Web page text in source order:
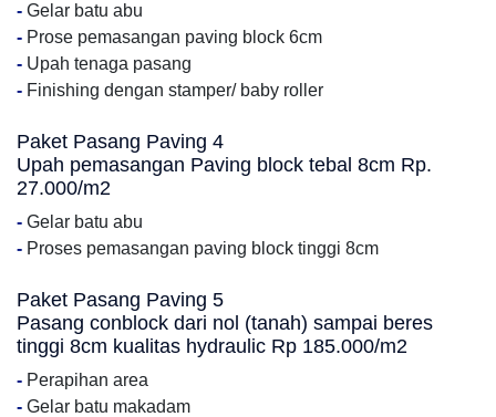
- Gelar batu abu
- Prose pemasangan paving block 6cm
- Upah tenaga pasang
- Finishing dengan stamper/ baby roller
Paket Pasang Paving 4
Upah pemasangan Paving block tebal 8cm Rp.
27.000/m2
- Gelar batu abu
- Proses pemasangan paving block tinggi 8cm
Paket Pasang Paving 5
Pasang conblock dari nol (tanah) sampai beres
tinggi 8cm kualitas hydraulic Rp 185.000/m2
- Perapihan area
- Gelar batu makadam